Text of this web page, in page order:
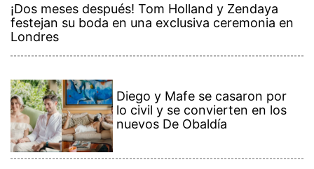
¡Dos meses después! Tom Holland y Zendaya
festejan su boda en una exclusiva ceremonia en
Londres
Diego y Mafe se casaron por
lo civil y se convierten en los
nuevos De Obaldía